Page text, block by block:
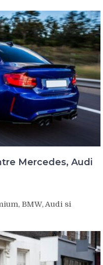
Mercedes, Audi
BMW, Audi si